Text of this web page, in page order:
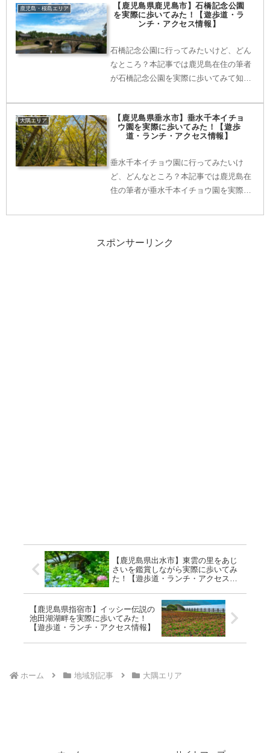
実際に訪れる前にぜひ当記事をご覧くだ
さい。
鹿児島・桜島エリア
【鹿児島県鹿児島市】石橋記念公園
を実際に歩いてみた！【遊歩道・ラ
ンチ・アクセス情報】
石橋記念公園に行ってみたいけど、どん
なところ？本記事では鹿児島在住の筆者
が石橋記念公園を実際に歩いてみて知る
を使いながら紹介していきます。アクセ
ス情報やおすすめのランチ情報もありま
す。実際に訪れる前にぜひ当記事をご覧
大隅エリア
【鹿児島県垂水市】垂水千本イチョ
ウ園を実際に歩いてみた！【遊歩
道・ランチ・アクセス情報】
垂水千本イチョウ園に行ってみたいけ
ど、どんなところ？本記事では鹿児島在
住の筆者が垂水千本イチョウ園を実際に
観の情報を写真を使いながら紹介してい
チ情報もあります。実際に訪れる前にぜ
スポンサーリンク
【鹿児島県出水市】東雲の里をあじ
さいを鑑賞しながら実際に歩いてみ
た！【遊歩道・ランチ・アクセス情
【鹿児島県指宿市】イッシー伝説の
池田湖湖畔を実際に歩いてみた！
【遊歩道・ランチ・アクセス情報】
ホーム 地域別記事 大隅エリア